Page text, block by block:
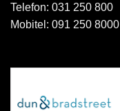
Telefon: 031 250 800
Mobitel: 091 250 8000